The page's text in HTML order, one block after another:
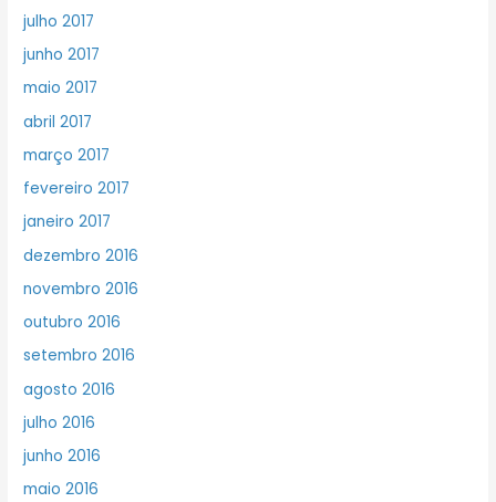
julho 2017
junho 2017
maio 2017
abril 2017
março 2017
fevereiro 2017
janeiro 2017
dezembro 2016
novembro 2016
outubro 2016
setembro 2016
agosto 2016
julho 2016
junho 2016
maio 2016